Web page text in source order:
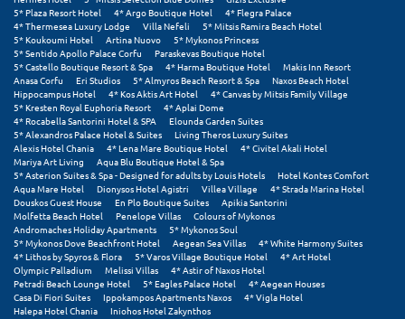
Πήλιο
Πιερία
Πλαταμώνας
Πλύτρα Λακωνίας
Πόρος
Πόρτο Χέλι
Πρέβεζα
Πύλος
Πύργος
5* Plaza Resort Hotel
4* Argo Boutique Hotel
4* Flegra Palace
4* Thermesea Luxury Lodge
Villa Nefeli
5* Mitsis Ramira Beach Hotel
5* Koukoumi Hotel
Artina Nuovo
5* Mykonos Princess
5* Sentido Apollo Palace Corfu
Paraskevas Boutique Hotel
5* Castello Boutique Resort & Spa
4* Harma Boutique Hotel
Makis Inn Resort
Anasa Corfu
Eri Studios 5* Almyros Beach Resort & Spa
Naxos Beach Hotel
Hippocampus Hotel
4* Kos Aktis Art Hotel
4* Canvas by Mitsis Family Village
5* Kresten Royal Euphoria Resort
4* Aplai Dome
4* Rocabella Santorini Hotel & SPA
Elounda Garden Suites
5* Alexandros Palace Hotel & Suites
Living Theros Luxury Suites
Alexis Hotel Chania
4* Lena Mare Boutique Hotel
4* Civitel Akali Hotel
Mariya Art Living
Aqua Blu Boutique Hotel & Spa
5* Asterion Suites & Spa - Designed for adults by Louis Hotels
Hotel Kontes Comfort
Aqua Mare Hotel
Dionysos Hotel Agistri Villea Village
4* Strada Marina Hotel
Douskos Guest House
En Plo Boutique Suites
Apikia Santorini
Molfetta Beach Hotel
Penelope Villas
Colours of Mykonos
Andromaches Holiday Apartments
5* Mykonos Soul
5* Mykonos Dove Beachfront Hotel
Aegean Sea Villas
4* White Harmony Suites
4* Lithos by Spyros & Flora
5* Varos Village Boutique Hotel
4* Art Hotel
Olympic Palladium
Melissi Villas
4* Astir of Naxos Hotel
Petradi Beach Lounge Hotel
5* Eagles Palace Hotel
4* Aegean Houses
Casa Di Fiori Suites
Ippokampos Apartments Naxos
4* Vigla Hotel
Halepa Hotel Chania
Iniohos Hotel Zakynthos